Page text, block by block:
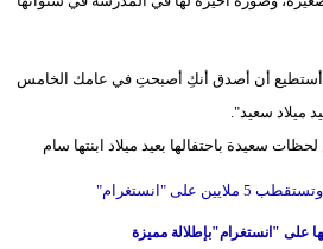
على "انستغرام"
أستطيع أن أصدق أنكِ أصبحتِ في عامك الخامس
ميلاد سعيد".
على "انستغرام"بإطلالة مميزة